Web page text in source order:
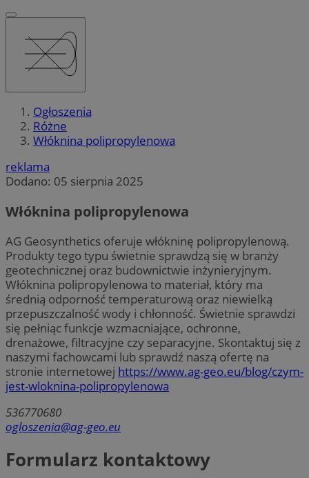
Ogłoszenia
Różne
Włóknina polipropylenowa
reklama
Dodano: 05 sierpnia 2025
Włóknina polipropylenowa
AG Geosynthetics oferuje włókninę polipropylenową.
Produkty tego typu świetnie sprawdzą się w branży
geotechnicznej oraz budownictwie inżynieryjnym.
Włóknina polipropylenowa to materiał, który ma
średnią odporność temperaturową oraz niewielką
przepuszczalność wody i chłonność. Świetnie sprawdzi
się pełniąc funkcje wzmacniające, ochronne,
drenażowe, filtracyjne czy separacyjne. Skontaktuj się z
naszymi fachowcami lub sprawdź naszą ofertę na
stronie internetowej https://www.ag-geo.eu/blog/czym-
jest-wloknina-polipropylenowa
536770680
ogloszenia@ag-geo.eu
Formularz kontaktowy